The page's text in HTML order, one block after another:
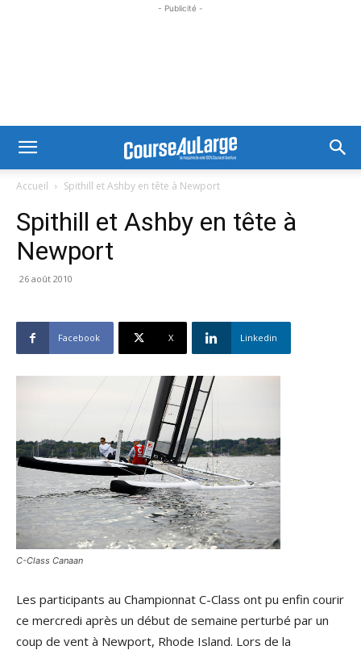
- Publicité -
Accueil Spithill et Ashby en tête à Newport
Spithill et Ashby en tête à
Newport
26 août 2010
Facebook X Linkedin
C-Class Canaan
Les participants au Championnat C-Class ont pu enfin courir
ce mercredi après un début de semaine perturbé par un
coup de vent à Newport, Rhode Island. Lors de la